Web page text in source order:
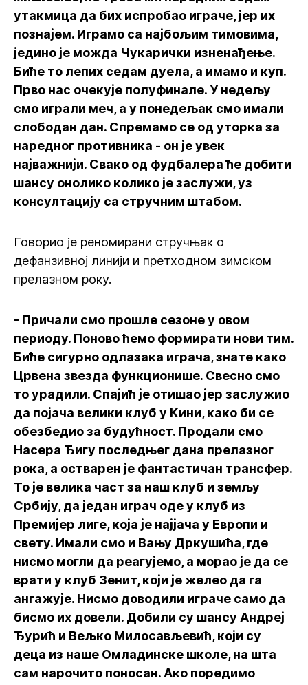
утакмица да бих испробао играче, јер их
познајем. Играмо са најбољим тимовима,
једино је можда Чукарички изненађење.
Биће то лепих седам дуела, а имамо и куп.
Прво нас очекује полуфинале. У недељу
смо играли меч, а у понедељак смо имали
слободан дан. Спремамо се од уторка за
наредног противника - он је увек
најважнији. Свако од фудбалера ће добити
шансу онолико колико је заслужи, уз
консултацију са стручним штабом.
Говорио је реномирани стручњак о
дефанзивној линији и претходном зимском
прелазном року.
- Причали смо прошле сезоне у овом
периоду. Поново ћемо формирати нови тим.
Биће сигурно одлазака играча, знате како
Црвена звезда функционише. Свесно смо
то урадили. Спајић је отишао јер заслужио
да појача велики клуб у Кини, како би се
обезбедио за будућност. Продали смо
Насера Ђигу последњег дана прелазног
рока, а остварен је фантастичан трансфер.
То је велика част за наш клуб и земљу
Србију, да један играч оде у клуб из
Премијер лиге, која је најјача у Европи и
свету. Имали смо и Вању Дркушића, где
нисмо могли да реагујемо, а морао је да се
врати у клуб Зенит, који је желео да га
ангажује. Нисмо доводили играче само да
бисмо их довели. Добили су шансу Андреј
Ђурић и Вељко Милосављевић, који су
деца из наше Омладинске школе, на шта
сам нарочито поносан. Ако поредимо